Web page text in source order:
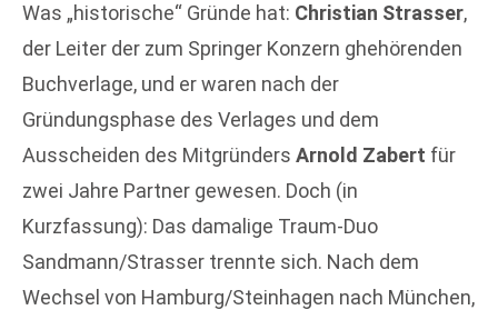
Was „historische“ Gründe hat: Christian Strasser,
der Leiter der zum Springer Konzern ghehörenden
Buchverlage, und er waren nach der
Gründungsphase des Verlages und dem
Ausscheiden des Mitgründers Arnold Zabert für
zwei Jahre Partner gewesen. Doch (in
Kurzfassung): Das damalige Traum-Duo
Sandmann/Strasser trennte sich. Nach dem
Wechsel von Hamburg/Steinhagen nach München,